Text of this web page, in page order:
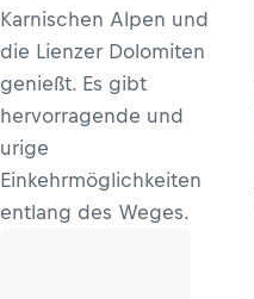
Karnischen Alpen und
die Lienzer Dolomiten
genießt. Es gibt
hervorragende und
urige
Einkehrmöglichkeiten
entlang des Weges.